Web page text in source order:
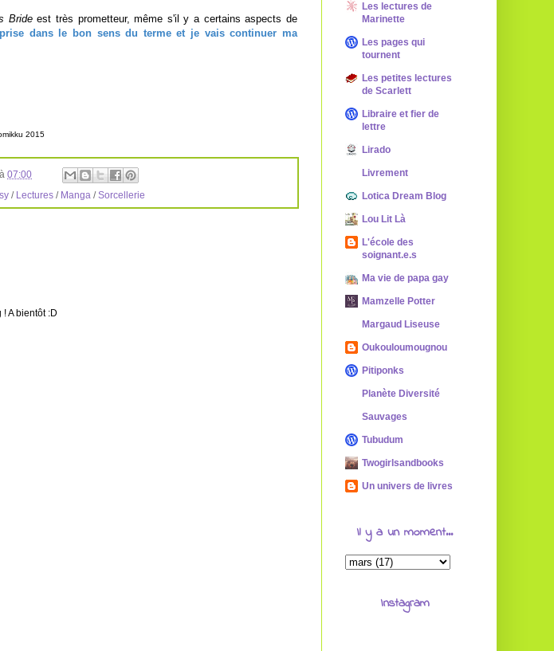
Brideest très prometteur, même s'il y a certains aspects de
dans le bon sens du terme et je vais continuer ma
2015
à 07:00
/ Lectures/ Manga /Sorcellerie
A bientôt :D
Les lectures de
Marinette
Les pages qui
tournent
Les petites lectures
de Scarlett
Libraire et fier de
lettre
Lirado
Livrement
Lotica Dream Blog
Lou Lit Là
L'école des
soignant.e.s
Ma vie de papa gay
Mamzelle Potter
Margaud Liseuse
Oukouloumougnou
Pitiponks
Planète Diversité
Sauvages
Tubudum
Twogirlsandbooks
Un univers de livres
Il y a un moment...
Instagram